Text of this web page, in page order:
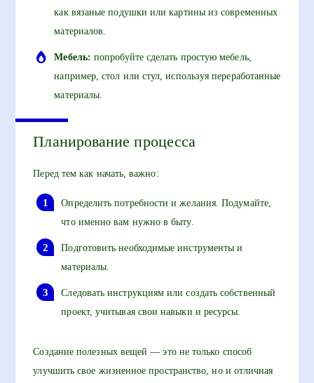
как вязаные подушки или картины из современных
материалов.
Мебель: попробуйте сделать простую мебель,
например, стол или стул, используя переработанные
материалы.
Планирование процесса
Перед тем как начать, важно:
Определить потребности и желания. Подумайте,
что именно вам нужно в быту.
Подготовить необходимые инструменты и
материалы.
Следовать инструкциям или создать собственный
проект, учитывая свои навыки и ресурсы.
Создание полезных вещей — это не только способ
улучшить свое жизненное пространство, но и отличная